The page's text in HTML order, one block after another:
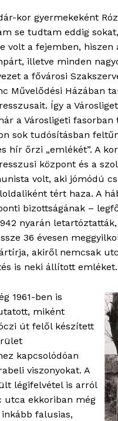
kor gyermekeként
se tudtam eddig
volt a fejemben, hiszen
illetve minden
a fővárosi
Művelődési Házában
Így a
a Városligeti
sok tudósításban
hír őrzi „emlékét”. A
központ és a
volt, aki jómódú
tért haza. A
bizottságának –
nyarán
36 évesen
akiről nemcsak
is neki állított emléket.
1961-ben is
miként
út felől készített
kapcsolódóan
viszonyokat. A
légifelvétel is arról
utca ekkoriban még
falusias,